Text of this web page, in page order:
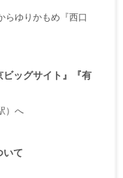
らゆりかもめ『西口
ビッグサイト』『有
）へ
いて